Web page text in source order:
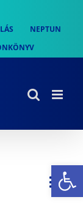
NEPTUN
Nap